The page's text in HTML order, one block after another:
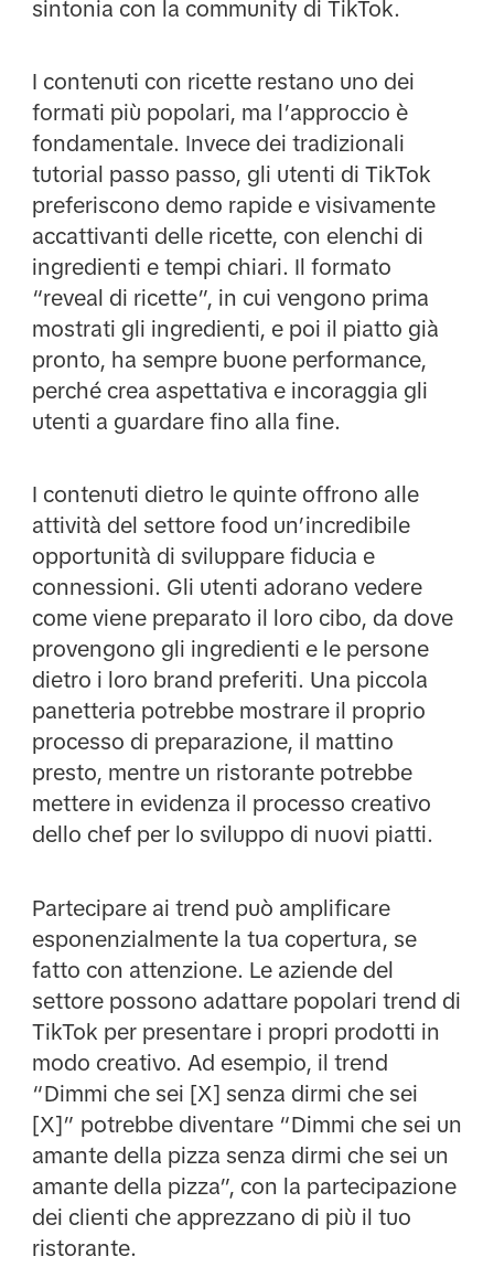
sintonia con la community di TikTok.
I contenuti con ricette restano uno dei
formati più popolari, ma l’approccio è
fondamentale. Invece dei tradizionali
tutorial passo passo, gli utenti di TikTok
preferiscono demo rapide e visivamente
accattivanti delle ricette, con elenchi di
ingredienti e tempi chiari. Il formato
“reveal di ricette”, in cui vengono prima
mostrati gli ingredienti, e poi il piatto già
pronto, ha sempre buone performance,
perché crea aspettativa e incoraggia gli
utenti a guardare fino alla fine.
I contenuti dietro le quinte offrono alle
attività del settore food un’incredibile
opportunità di sviluppare fiducia e
connessioni. Gli utenti adorano vedere
come viene preparato il loro cibo, da dove
provengono gli ingredienti e le persone
dietro i loro brand preferiti. Una piccola
panetteria potrebbe mostrare il proprio
processo di preparazione, il mattino
presto, mentre un ristorante potrebbe
mettere in evidenza il processo creativo
dello chef per lo sviluppo di nuovi piatti.
Partecipare ai trend può amplificare
esponenzialmente la tua copertura, se
fatto con attenzione. Le aziende del
settore possono adattare popolari trend di
TikTok per presentare i propri prodotti in
modo creativo. Ad esempio, il trend
“Dimmi che sei [X] senza dirmi che sei
[X]” potrebbe diventare “Dimmi che sei un
amante della pizza senza dirmi che sei un
amante della pizza”, con la partecipazione
dei clienti che apprezzano di più il tuo
ristorante.